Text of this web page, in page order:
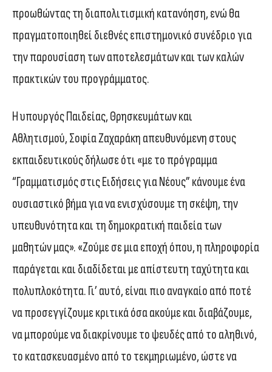
προωθώντας τη διαπολιτισμική κατανόηση, ενώ θα
πραγματοποιηθεί διεθνές επιστημονικό συνέδριο για
την παρουσίαση των αποτελεσμάτων και των καλών
πρακτικών του προγράμματος.
Η υπουργός Παιδείας, Θρησκευμάτων και
Αθλητισμού, Σοφία Ζαχαράκη απευθυνόμενη στους
εκπαιδευτικούς δήλωσε ότι «με το πρόγραμμα
“Γραμματισμός στις Ειδήσεις για Νέους” κάνουμε ένα
ουσιαστικό βήμα για να ενισχύσουμε τη σκέψη, την
υπευθυνότητα και τη δημοκρατική παιδεία των
μαθητών μας». «Ζούμε σε μια εποχή όπου, η πληροφορία
παράγεται και διαδίδεται με απίστευτη ταχύτητα και
πολυπλοκότητα. Γι’ αυτό, είναι πιο αναγκαίο από ποτέ
να προσεγγίζουμε κριτικά όσα ακούμε και διαβάζουμε,
να μπορούμε να διακρίνουμε το ψευδές από το αληθινό,
το κατασκευασμένο από το τεκμηριωμένο, ώστε να